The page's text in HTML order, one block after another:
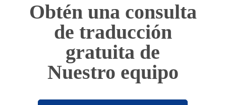
Obtén una consulta
de traducción
gratuita de
Nuestro equipo